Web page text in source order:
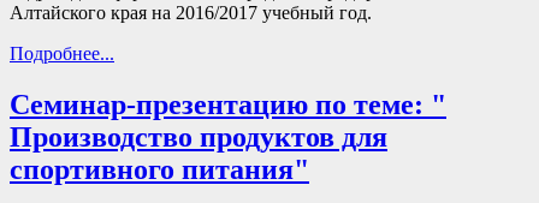
Алтайского края на 2016/2017 учебный год.
Подробнее...
Семинар-презентацию по теме: "
Производство продуктов для
спортивного питания"